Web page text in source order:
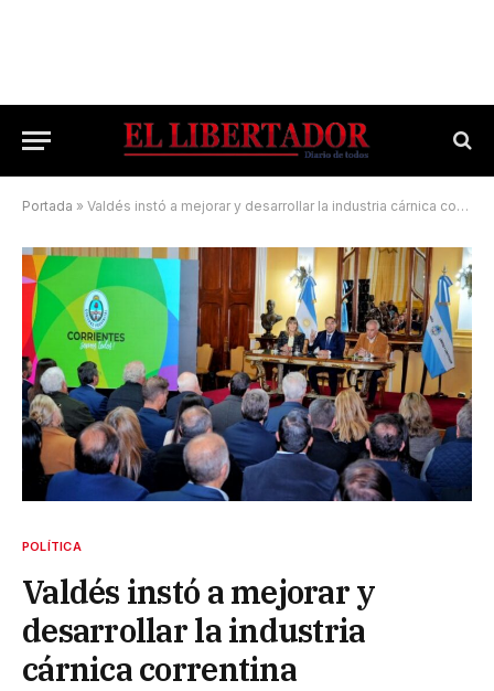
Portada » Valdés instó a mejorar y desarrollar la industria cárnica correntina
POLÍTICA
Valdés instó a mejorar y
desarrollar la industria
cárnica correntina